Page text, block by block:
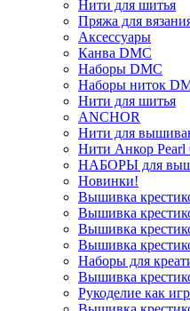
Нити для шитья
Пряжа для
Аксессуары
Канва DMC
Наборы DMC
Наборы ниток
Нити для шитья
ANCHOR
Нити для
Нити Анкор Pearl
НАБОРЫ для
Новинки!
Вышивка
Вышивка
Вышивка
Вышивка
Наборы для
Вышивка
Рукоделие как